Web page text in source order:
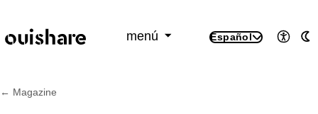
menú
Español
← Magazine